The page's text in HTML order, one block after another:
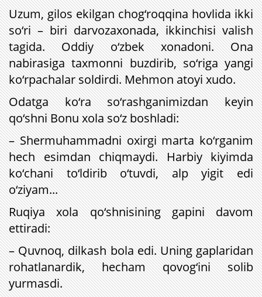
Uzum, gilos ekilgan chog‘roqqina hovlida ikki
so‘ri – biri darvozaxonada, ikkinchisi valish
tagida. Oddiy o‘zbek xonadoni. Ona
nabirasiga taxmonni buzdirib, so‘riga yangi
ko‘rpachalar soldirdi. Mehmon atoyi xudo.
Odatga ko‘ra so‘rashganimizdan keyin
qo‘shni Bonu xola so‘z boshladi:
– Shermuhammadni oxirgi marta ko‘rganim
hech esimdan chiqmaydi. Harbiy kiyimda
ko‘chani to‘ldirib o‘tuvdi, alp yigit edi
o‘ziyam...
Ruqiya xola qo‘shnisining gapini davom
ettiradi:
– Quvnoq, dilkash bola edi. Uning gaplaridan
rohatlanardik, hecham qovog‘ini solib
yurmasdi.